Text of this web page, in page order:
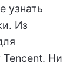
узнать
Из
Tencent. Ни